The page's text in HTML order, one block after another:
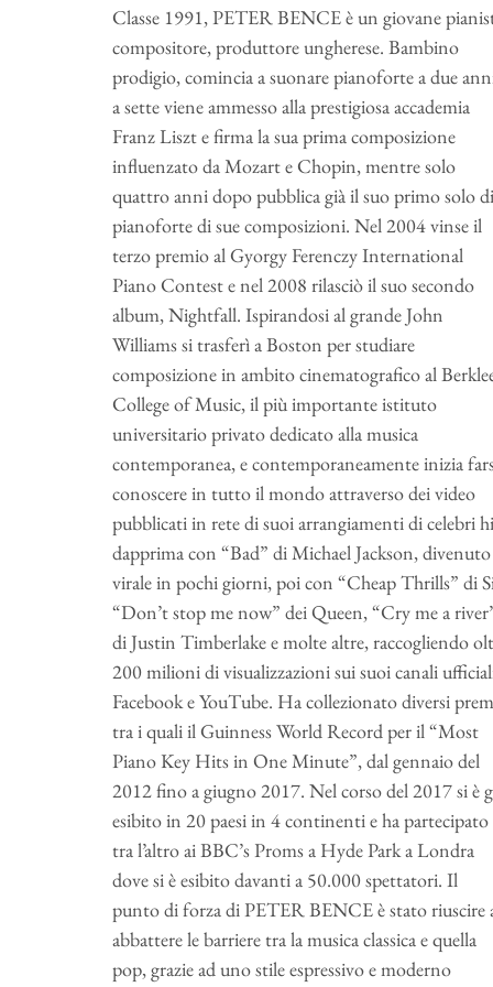
Classe 1991, PETER BENCE è un giovane
compositore, produttore ungherese. Bambino
prodigio, comincia a suonare pianoforte a due
a sette viene ammesso alla prestigiosa accademia
Franz Liszt e firma la sua prima composizione
influenzato da Mozart e Chopin, mentre solo
quattro anni dopo pubblica già il suo primo solo di
pianoforte di sue composizioni. Nel 2004 vinse il
terzo premio al Gyorgy Ferenczy International
Piano Contest e nel 2008 rilasciò il suo secondo
album, Nightfall. Ispirandosi al grande John
Williams si trasferì a Boston per studiare
composizione in ambito cinematografico al
College of Music, il più importante istituto
universitario privato dedicato alla musica
contemporanea, e contemporaneamente inizia
conoscere in tutto il mondo attraverso dei video
pubblicati in rete di suoi arrangiamenti di celebri
dapprima con “Bad” di Michael Jackson, divenuto
virale in pochi giorni, poi con “Cheap Thrills” di
“Don’t stop me now” dei Queen, “Cry me a
di Justin Timberlake e molte altre, raccogliendo
200 milioni di visualizzazioni sui suoi canali
Facebook e YouTube. Ha collezionato diversi
tra i quali il Guinness World Record per il “Most
Piano Key Hits in One Minute”, dal gennaio del
2012 fino a giugno 2017. Nel corso del 2017 si è
esibito in 20 paesi in 4 continenti e ha partecipato
tra l’altro ai BBC’s Proms a Hyde Park a Londra
dove si è esibito davanti a 50.000 spettatori. Il
punto di forza di PETER BENCE è stato riuscire
abbattere le barriere tra la musica classica e quella
pop, grazie ad uno stile espressivo e moderno